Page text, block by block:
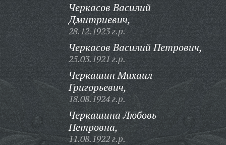
Черкасов Василий
Дмитриевич,
28.12.1923 г.р.
Черкасов Василий Петрович,
25.03.1921 г.р.
Черкашин Михаил
Григорьевич,
18.08.1924 г.р.
Черкашина Любовь
Петровна,
11.08.1922 г.р.